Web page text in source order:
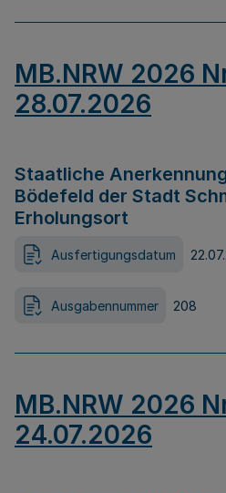
MB.NRW 2026
28.07.2026
Staatliche
Bödefeld der Stadt
Erholungsort
Ausfertigungsdatum
Ausgabennummer 208
MB.NRW 2026
24.07.2026